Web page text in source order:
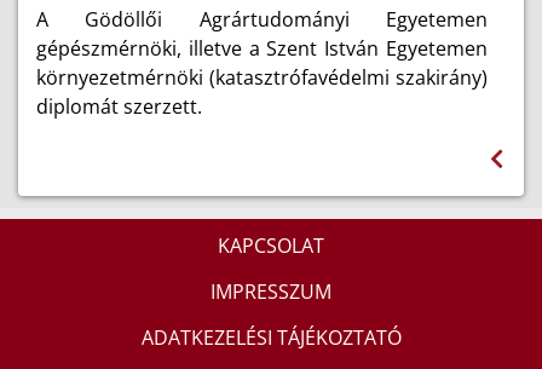
A Gödöllői Agrártudományi Egyetemen
gépészmérnöki, illetve a Szent István Egyetemen
környezetmérnöki (katasztrófavédelmi szakirány)
diplomát szerzett.
KAPCSOLAT
IMPRESSZUM
ADATKEZELÉSI TÁJÉKOZTATÓ